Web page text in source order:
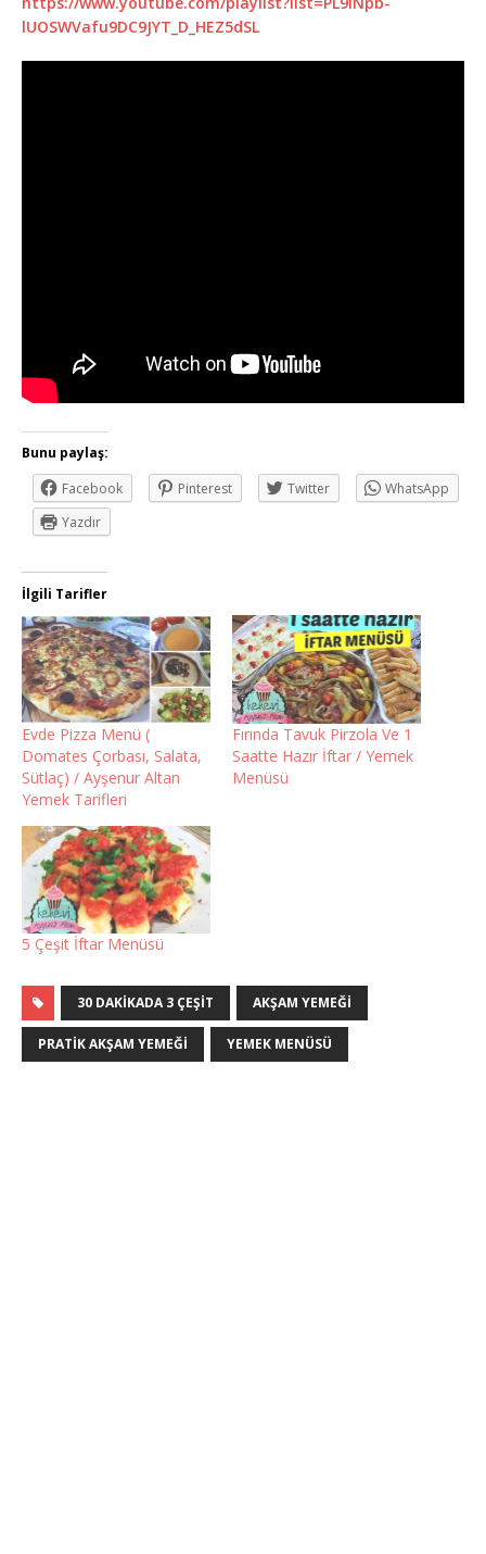
lUOSWVafu9DC9JYT_D_HEZ5dSL
Bunu paylaş:
Facebook
Pinterest Twitter
WhatsApp
Yazdır
İlgili Tarifler
Evde Pizza Menü (
Domates Çorbası, Salata,
Sütlaç) / Ayşenur Altan
Yemek Tarifleri
Fırında Tavuk Pirzola Ve 1
Saatte Hazır İftar / Yemek
Menüsü
5 Çeşit İftar Menüsü
30 DAKIKADA 3 ÇEŞIT AKŞAM YEMEĞI
PRATIK AKŞAM YEMEĞI YEMEK MENÜSÜ